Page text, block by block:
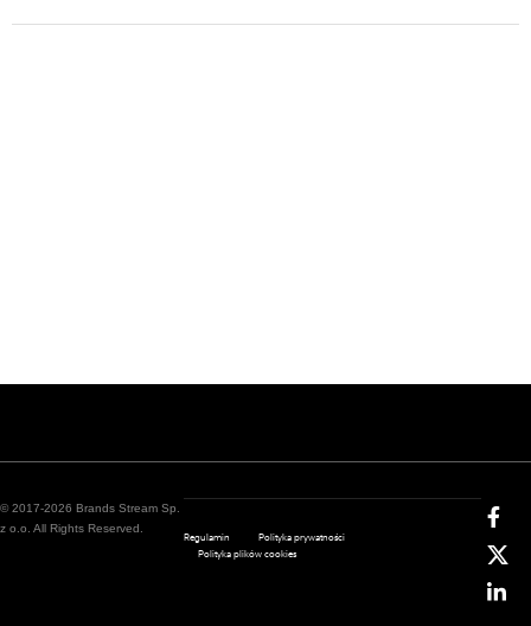
© 2017-2026 Brands Stream Sp.
z o.o. All Rights Reserved.
Regulamin
Polityka prywatności
Polityka plików cookies